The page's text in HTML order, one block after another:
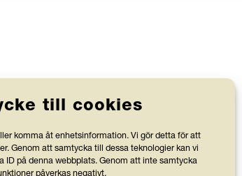
till cookies
komma åt enhetsinformation. Vi gör detta för att
Genom att samtycka till dessa teknologier kan vi
ID på denna webbplats. Genom att inte samtycka
vilka
organisationer med 90-